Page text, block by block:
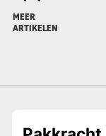
MEER
ARTIKELEN